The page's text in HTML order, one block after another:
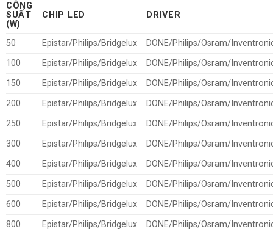
CÔNG
SUẤT
(W)
CHIP LED DRIVER
50 Epistar/Philips/Bridgelux
DONE/Philips/Osram/
100
Epistar/Philips/Bridgelux
DONE/Philips/Osram/
150
Epistar/Philips/Bridgelux
DONE/Philips/Osram/
200
Epistar/Philips/Bridgelux
DONE/Philips/Osram/
250
Epistar/Philips/Bridgelux
DONE/Philips/Osram/
300
Epistar/Philips/Bridgelux
DONE/Philips/Osram/
400
Epistar/Philips/Bridgelux
DONE/Philips/Osram/
500
Epistar/Philips/Bridgelux
DONE/Philips/Osram/
600
Epistar/Philips/Bridgelux
DONE/Philips/Osram/
800
Epistar/Philips/Bridgelux DONE/Philips/Osram/